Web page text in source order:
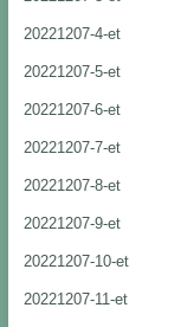
20221207-4-et
20221207-5-et
20221207-6-et
20221207-7-et
20221207-8-et
20221207-9-et
20221207-10-et
20221207-11-et